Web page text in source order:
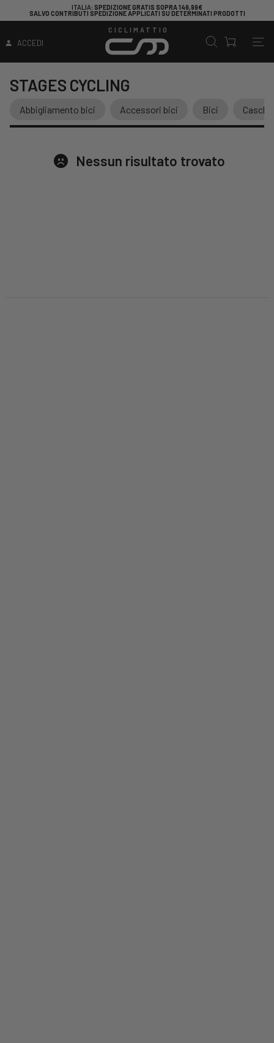
ITALIA: SPEDIZIONE GRATIS SOPRA 149,99€
SALVO CONTRIBUTI SPEDIZIONE APPLICATI SU DETERMINATI PRODOTTI
ACCEDI
CICLIMATTIO
STAGES CYCLING
Abbigliamento bici Accessori bici Bici Caschi
Nessun risultato trovato